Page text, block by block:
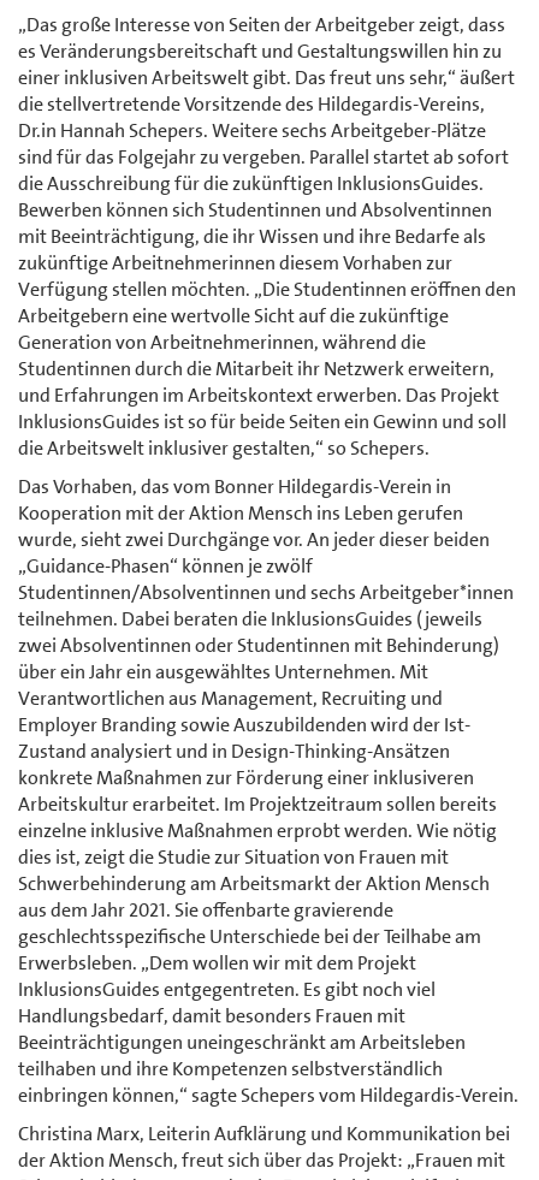
„Das große Interesse von Seiten der Arbeitgeber zeigt, dass
es Veränderungsbereitschaft und Gestaltungswillen hin zu
einer inklusiven Arbeitswelt gibt. Das freut uns sehr,“ äußert
die stellvertretende Vorsitzende des Hildegardis-Vereins,
Dr.in Hannah Schepers. Weitere sechs Arbeitgeber-Plätze
sind für das Folgejahr zu vergeben. Parallel startet ab sofort
die Ausschreibung für die zukünftigen InklusionsGuides.
Bewerben können sich Studentinnen und Absolventinnen
mit Beeinträchtigung, die ihr Wissen und ihre Bedarfe als
zukünftige Arbeitnehmerinnen diesem Vorhaben zur
Verfügung stellen möchten. „Die Studentinnen eröffnen den
Arbeitgebern eine wertvolle Sicht auf die zukünftige
Generation von Arbeitnehmerinnen, während die
Studentinnen durch die Mitarbeit ihr Netzwerk erweitern,
und Erfahrungen im Arbeitskontext erwerben. Das Projekt
InklusionsGuides ist so für beide Seiten ein Gewinn und soll
die Arbeitswelt inklusiver gestalten,“ so Schepers.
Das Vorhaben, das vom Bonner Hildegardis-Verein in
Kooperation mit der Aktion Mensch ins Leben gerufen
wurde, sieht zwei Durchgänge vor. An jeder dieser beiden
„Guidance-Phasen“ können je zwölf
Studentinnen/Absolventinnen und sechs Arbeitgeber*innen
teilnehmen. Dabei beraten die InklusionsGuides (jeweils
zwei Absolventinnen oder Studentinnen mit Behinderung)
über ein Jahr ein ausgewähltes Unternehmen. Mit
Verantwortlichen aus Management, Recruiting und
Employer Branding sowie Auszubildenden wird der Ist-
Zustand analysiert und in Design-Thinking-Ansätzen
konkrete Maßnahmen zur Förderung einer inklusiveren
Arbeitskultur erarbeitet. Im Projektzeitraum sollen bereits
einzelne inklusive Maßnahmen erprobt werden. Wie nötig
dies ist, zeigt die Studie zur Situation von Frauen mit
Schwerbehinderung am Arbeitsmarkt der Aktion Mensch
aus dem Jahr 2021. Sie offenbarte gravierende
geschlechtsspezifische Unterschiede bei der Teilhabe am
Erwerbsleben. „Dem wollen wir mit dem Projekt
InklusionsGuides entgegentreten. Es gibt noch viel
Handlungsbedarf, damit besonders Frauen mit
Beeinträchtigungen uneingeschränkt am Arbeitsleben
teilhaben und ihre Kompetenzen selbstverständlich
einbringen können,“ sagte Schepers vom Hildegardis-Verein.
Christina Marx, Leiterin Aufklärung und Kommunikation bei
der Aktion Mensch, freut sich über das Projekt: „Frauen mit